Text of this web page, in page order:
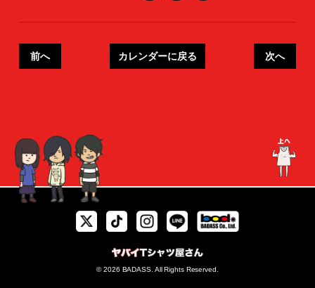
前へ カレンダーに戻る 次へ
© 2026 BADASS. All Rights Reserved.